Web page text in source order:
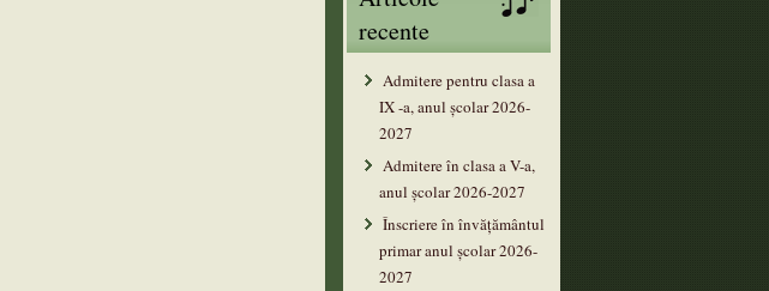
recente
Admitere pentru clasa a
IX -a, anul școlar 2026-
2027
Admitere în clasa a V-a,
anul şcolar 2026-2027
Înscriere în învățământul
primar anul şcolar 2026-
2027